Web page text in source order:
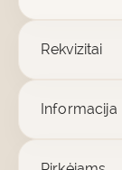
Rekvizitai
Informacija